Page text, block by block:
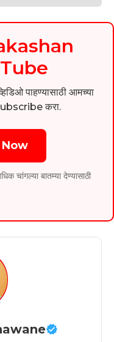
पाहण्यासाठी आमच्या
करा.
Now
बातम्या देण्यासाठी